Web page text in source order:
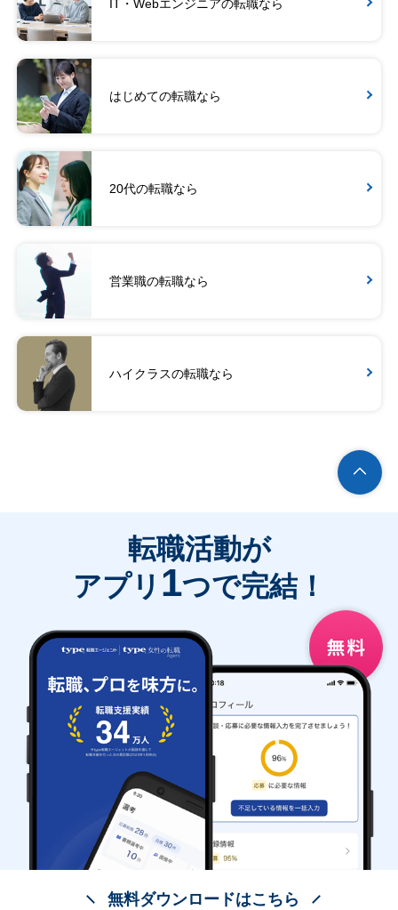
IT・Webエンジニアの転職なら
はじめての転職なら
20代の転職なら
営業職の転職なら
ハイクラスの転職なら
転職活動が
アプリ 1つで完結！
無料ダウンロードはこちら